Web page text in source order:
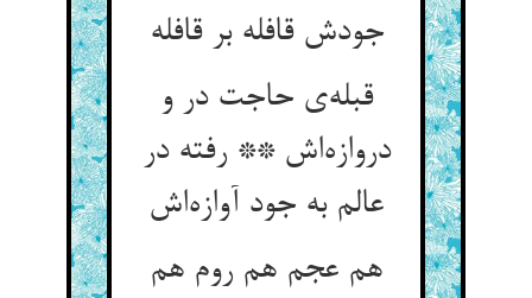
جودش قافله بر قافله‌‌
قبله‌‌ی حاجت در و
دروازه‌‌اش ** رفته در
هم عجم هم روم هم